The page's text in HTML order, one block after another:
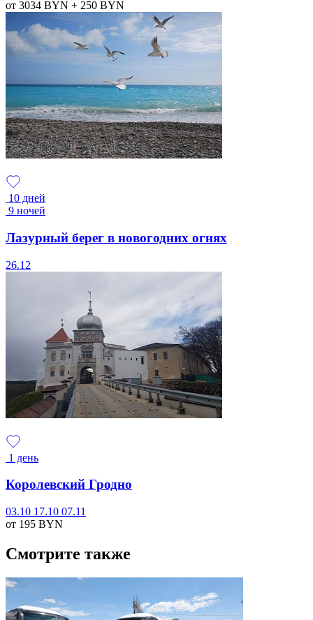
от 3034 BYN + 250 BYN
10 дней
9 ночей
Лазурный берег в новогодних огнях
26.12
1 день
Королевский Гродно
03.10 17.10 07.11
от 195 BYN
Смотрите также